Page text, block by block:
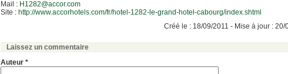
Mail : H1282@accor.com
Site : http://www.accorhotels.com/fr/hotel-1282-le-grand-hotel-cabourg/index.shtml
Créé le : 18/09/2011 - Mise à jour : 20/
Laissez un commentaire
Auteur *